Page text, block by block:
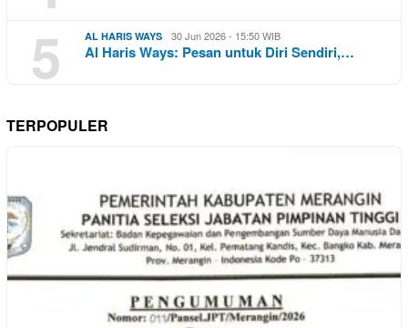
5
AL HARIS WAYS 30 Jun 2026 - 15:50 WIB
Al Haris Ways: Pesan untuk Diri Sendiri,…
TERPOPULER